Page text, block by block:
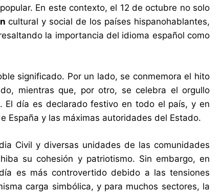
En este contexto, el 12 de octubre no solo
cultural y social de los países hispanohablantes,
la importancia del idioma español como
significado. Por un lado, se conmemora el hito
mientras que, por otro, se celebra el orgullo
El día es declarado festivo en todo el país, y en
España y las máximas autoridades del Estado.
Civil y diversas unidades de las comunidades
su cohesión y patriotismo. Sin embargo, en
es más controvertido debido a las tensiones
carga simbólica, y para muchos sectores, la